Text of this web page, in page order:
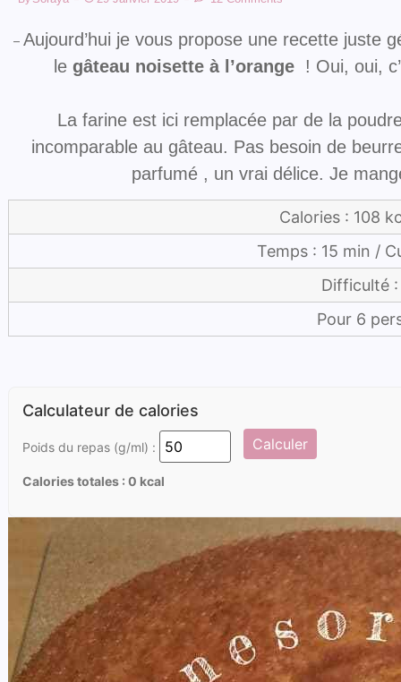
– Aujourd’hui je vous propose une recette juste
le gâteau noisette à l’orange ! Oui, oui,
La farine est ici remplacée par de la
incomparable au gâteau. Pas besoin de
parfumé , un vrai délice. Je
Calories : 108
Temps : 15 min /
Difficulté :
Pour 6
Calculateur de calories
Poids du repas (g/ml) : Calculer
Calories totales : 0 kcal